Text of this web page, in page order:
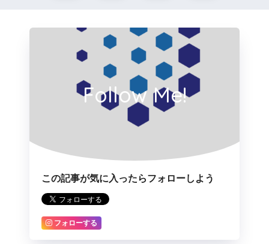
Follow Me!
この記事が気に入ったらフォローしよう
フォローする